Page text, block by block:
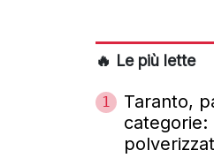
🔥 Le più lette
1
Taranto,
categorie: